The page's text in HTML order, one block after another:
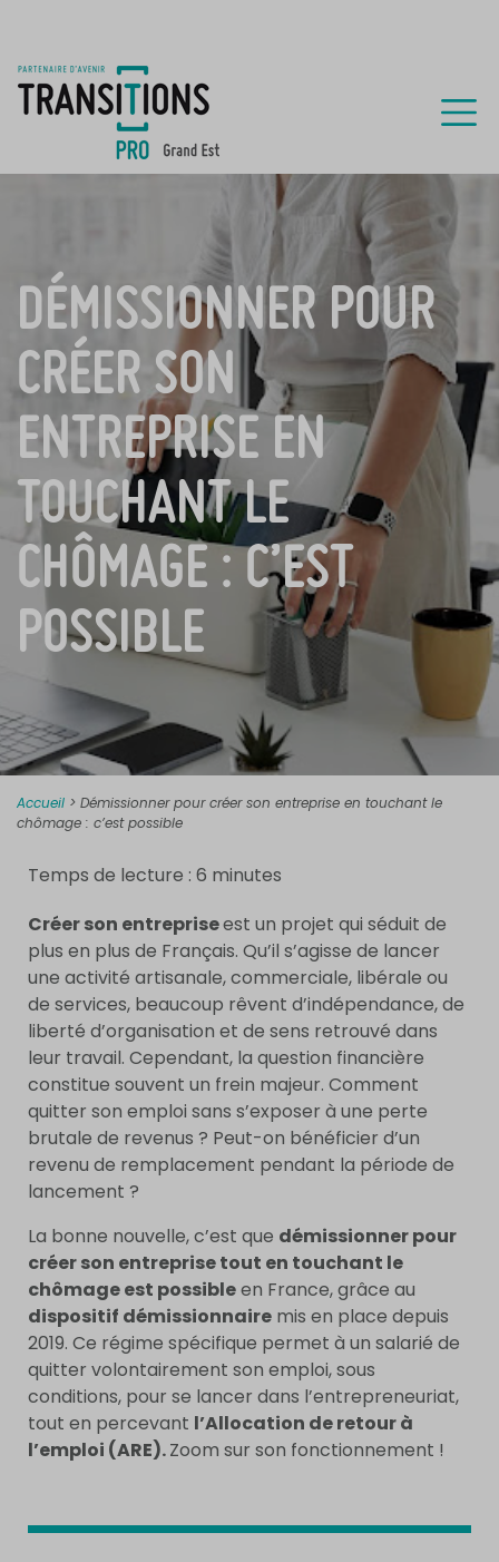
DÉMISSIONNER POUR
CRÉER SON
ENTREPRISE EN
TOUCHANT LE
CHÔMAGE : C’EST
POSSIBLE
Accueil > Démissionner pour créer son entreprise en touchant le
chômage : c’est possible
Temps de lecture : 6 minutes
Créer son entrepriseest un projet qui séduit de
plus en plus de Français. Qu’il s’agisse de lancer
une activité artisanale, commerciale, libérale ou
de services, beaucoup rêvent d’indépendance, de
liberté d’organisation et de sens retrouvé dans
leur travail. Cependant, la question financière
constitue souvent un frein majeur. Comment
quitter son emploi sans s’exposer à une perte
brutale de revenus ? Peut-on bénéficier d’un
revenu de remplacement pendant la période de
lancement ?
La bonne nouvelle, c’est que démissionner pour
créer son entreprise tout en touchant le
chômage est possibleen France, grâce au
dispositif démissionnaire mis en place depuis
2019. Ce régime spécifique permet à un salarié de
quitter volontairement son emploi, sous
conditions, pour se lancer dans l’entrepreneuriat,
tout en percevant l’Allocation de retour à
l’emploi (ARE).Zoom sur son fonctionnement !